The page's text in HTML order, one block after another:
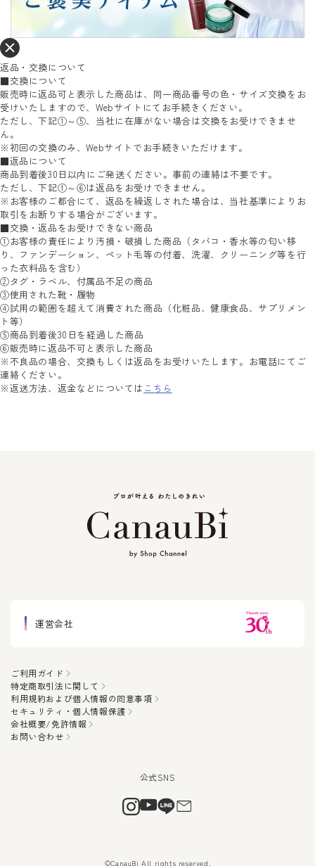
返品・交換について
■交換について
販売時に返品可と表示した商品は、同一商品番号の色・サイズ交換をお
受けいたしますので、Webサイトにてお手続きください。
ただし、下記①～⑤、当社に在庫がない場合は交換をお受けできませ
ん。
※初回の交換のみ、Webサイトでお手続きいただけます。
■返品について
商品到着後30日以内にご発送ください。事前の連絡は不要です。
ただし、下記①～⑥は返品をお受けできません。
※お客様のご都合にて、返品を繰返しされた場合は、当社基準によりお
取引をお断りする場合がございます。
■交換・返品をお受けできない商品
①お客様の責任により汚損・破損した商品（タバコ・香水等の匂い移
り、ファンデーション、ペット毛等の付着、洗濯、クリーニング等を行
った衣料品を含む）
②タグ・ラベル、付属品不足の商品
③使用された靴・履物
④試用の範囲を超えて消費された商品（化粧品、健康食品、サプリメン
ト等）
⑤商品到着後30日を経過した商品
⑥販売時に返品不可と表示した商品
※不良品の場合、交換もしくは返品をお受けいたします。お電話にてご
連絡ください。
※返送方法、返金などについては こちら
運営会社
ご利用ガイド
特定商取引法に関して
利用規約および個人情報の同意事項
セキュリティ・個人情報保護
会社概要/免許情報
お問い合わせ
©CanauBi All rights reserved.